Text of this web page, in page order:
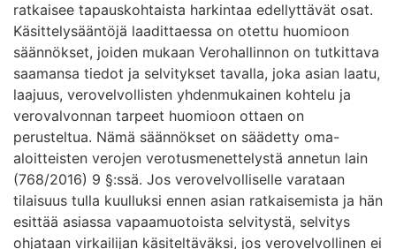
ratkaisee tapauskohtaista harkintaa edellyttävät osat.
Käsittelysääntöjä laadittaessa on otettu huomioon
säännökset, joiden mukaan Verohallinnon on tutkittava
saamansa tiedot ja selvitykset tavalla, joka asian laatu,
laajuus, verovelvollisten yhdenmukainen kohtelu ja
verovalvonnan tarpeet huomioon ottaen on
perusteltua. Nämä säännökset on säädetty oma-
aloitteisten verojen verotusmenettelystä annetun lain
(768/2016) 9 §:ssä. Jos verovelvolliselle varataan
tilaisuus tulla kuulluksi ennen asian ratkaisemista ja hän
esittää asiassa vapaamuotoista selvitystä, selvitys
ohjataan virkailijan käsiteltäväksi, jos verovelvollinen ei